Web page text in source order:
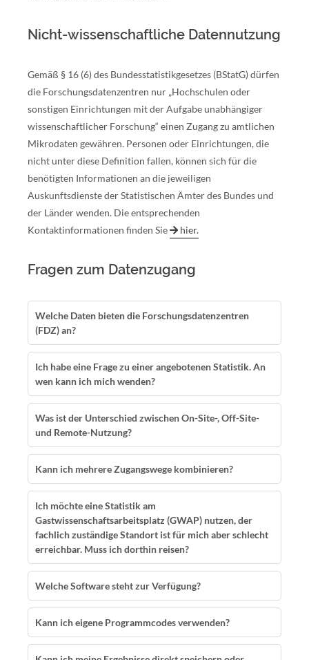
Nicht-wissenschaftliche Datennutzung
Gemäß § 16 (6) des Bundesstatistikgesetzes (BStatG) dürfen
die Forschungsdatenzentren nur „Hochschulen oder
sonstigen Einrichtungen mit der Aufgabe unabhängiger
wissenschaftlicher Forschung“ einen Zugang zu amtlichen
Mikrodaten gewähren. Personen oder Einrichtungen, die
nicht unter diese Definition fallen, können sich für die
benötigten Informationen an die jeweiligen
Auskunftsdienste der Statistischen Ämter des Bundes und
der Länder wenden. Die entsprechenden
Kontaktinformationen finden Sie
hier.
Fragen zum Datenzugang
Welche Daten bieten die Forschungsdatenzentren
(FDZ) an?
Ich habe eine Frage zu einer angebotenen Statistik. An
wen kann ich mich wenden?
Was ist der Unterschied zwischen On-Site-, Off-Site-
und Remote-Nutzung?
Kann ich mehrere Zugangswege kombinieren?
Ich möchte eine Statistik am
Gastwissenschaftsarbeitsplatz (GWAP) nutzen, der
fachlich zuständige Standort ist für mich aber schlecht
erreichbar. Muss ich dorthin reisen?
Welche Software steht zur Verfügung?
Kann ich eigene Programmcodes verwenden?